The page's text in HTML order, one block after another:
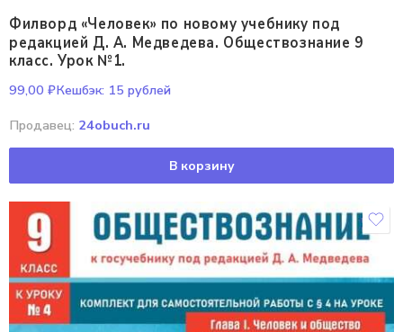
Филворд «Человек» по новому учебнику под
редакцией Д. А. Медведева. Обществознание 9
класс. Урок №1.
99,00 ₽Кешбэк: 15 рублей
Продавец: 24obuch.ru
В корзину